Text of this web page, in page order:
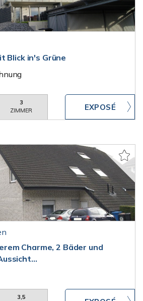
Blick in's Grüne
3
ZIMMER
Charme, 2 Bäder und
3,5